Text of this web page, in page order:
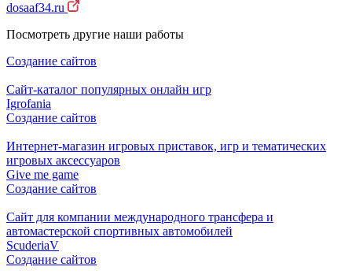
dosaaf34.ru
Посмотреть другие наши работы
Создание сайтов
Cайт-каталог популярных онлайн игр
Igrofania
Создание сайтов
Интернет-магазин игровых приставок, игр и тематических
игровых аксессуаров
Give me game
Создание сайтов
Сайт для компании международного трансфера и
автомастерской спортивных автомобилей
ScuderiaV
Создание сайтов